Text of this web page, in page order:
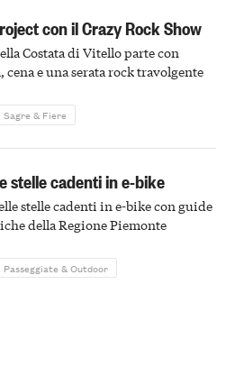
con il Crazy Rock Show
Costata di Vitello parte con
cena e una serata rock travolgente
Sagre & Fiere
stelle cadenti in e-bike
stelle cadenti in e-bike con guide
della Regione Piemonte
Passeggiate & Outdoor